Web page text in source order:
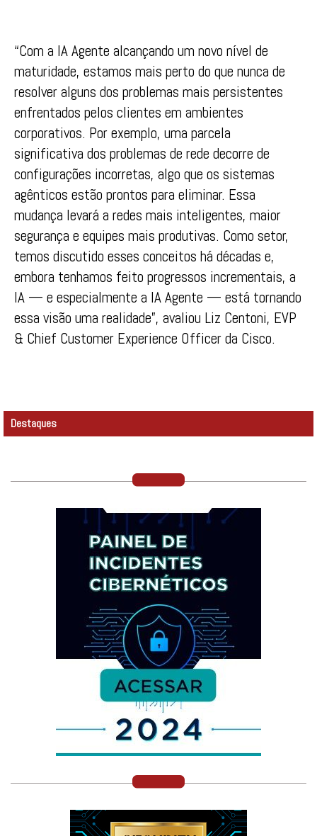
“Com a IA Agente alcançando um novo nível de
maturidade, estamos mais perto do que nunca de
resolver alguns dos problemas mais persistentes
enfrentados pelos clientes em ambientes
corporativos. Por exemplo, uma parcela
significativa dos problemas de rede decorre de
configurações incorretas, algo que os sistemas
agênticos estão prontos para eliminar. Essa
mudança levará a redes mais inteligentes, maior
segurança e equipes mais produtivas. Como setor,
temos discutido esses conceitos há décadas e,
embora tenhamos feito progressos incrementais, a
IA — e especialmente a IA Agente — está tornando
essa visão uma realidade”, avaliou Liz Centoni, EVP
& Chief Customer Experience Officer da Cisco.
Destaques